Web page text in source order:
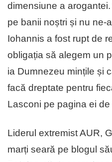
dimensiune a
pe banii noștri și nu ne-
Iohannis a fost rupt de
obligația să alegem un
ia Dumnezeu mințile și
facă dreptate pentru
Lasconi pe pagina ei
Liderul extremist AUR,
marți seară pe blogul